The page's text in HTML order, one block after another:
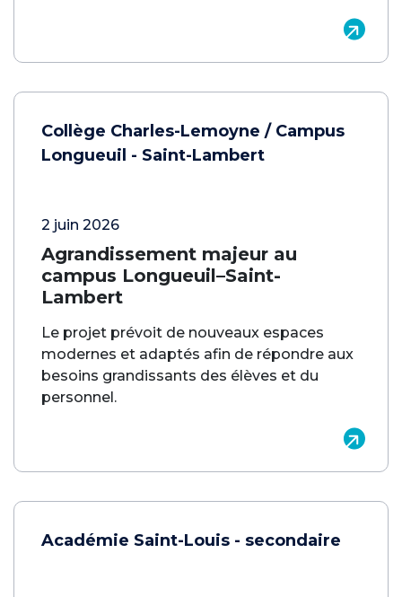
Collège Charles-Lemoyne / Campus
Longueuil - Saint-Lambert
2 juin 2026
Agrandissement majeur au
campus Longueuil–Saint-
Lambert
Le projet prévoit de nouveaux espaces
modernes et adaptés afin de répondre aux
besoins grandissants des élèves et du
personnel.
Académie Saint-Louis - secondaire